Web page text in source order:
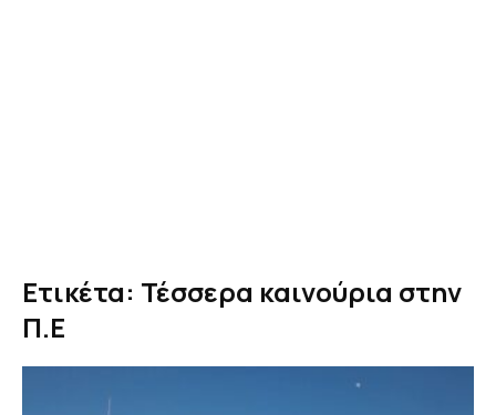
Ετικέτα: Τέσσερα καινούρια στην
Π.Ε